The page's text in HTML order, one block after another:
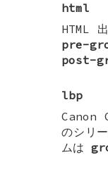
html
HTML
pre-
post-
lbp
Canon
のシリ
ムは